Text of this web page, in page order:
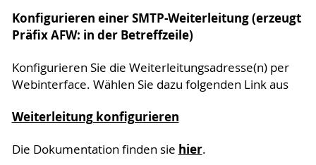
Konfigurieren einer SMTP-Weiterleitung (erzeugt
Präfix AFW: in der Betreffzeile)
Konfigurieren Sie die Weiterleitungsadresse(n) per
Webinterface. Wählen Sie dazu folgenden Link aus
Weiterleitung konfigurieren
Die Dokumentation finden sie hier.